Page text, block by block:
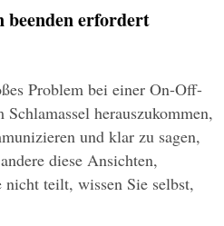
beenden erfordert
Problem bei einer On-Off-
herauszukommen,
und klar zu sagen,
diese Ansichten,
teilt, wissen Sie selbst,